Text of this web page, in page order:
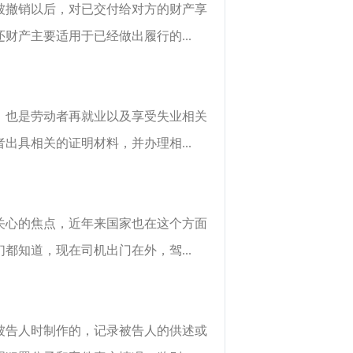
销以后，对已交付给对方的财产享
产主要适用于已经做出履行的...
是劳动者再就业以及享受失业相关
具相关的证明材料，并办理相...
的焦点，近年来国家也在这个方面
知道，现在司机出门在外，驾...
人时制作的，记录被告人的供述或